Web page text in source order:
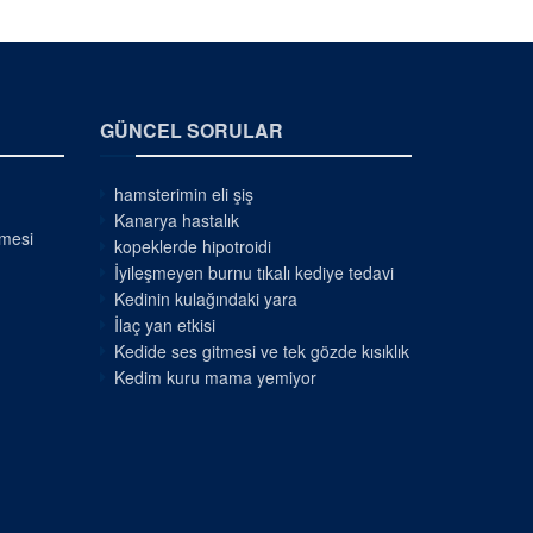
GÜNCEL SORULAR
hamsterimin eli şiş
Kanarya hastalık
kopeklerde hipotroidi
İyileşmeyen burnu tıkalı kediye tedavi
Kedinin kulağındaki yara
İlaç yan etkisi
Kedide ses gitmesi ve tek gözde kısıklık
Kedim kuru mama yemiyor